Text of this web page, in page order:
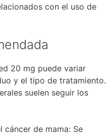
con el uso de
20 mg puede variar
y el tipo de tratamiento.
suelen seguir los
cáncer de mama: Se